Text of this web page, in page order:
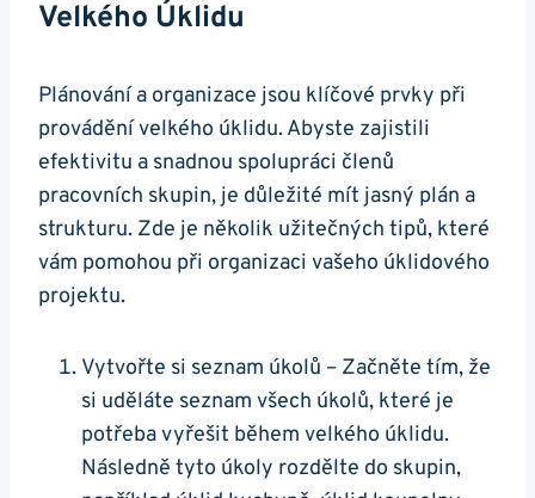
Velkého Úklidu
Plánování a organizace jsou klíčové prvky při
provádění velkého úklidu. Abyste zajistili
efektivitu a snadnou spolupráci členů
pracovních skupin, je důležité mít jasný plán a
strukturu. Zde je několik užitečných tipů, které
vám pomohou při organizaci vašeho úklidového
projektu.
Vytvořte si seznam úkolů – Začněte tím, že
si uděláte seznam všech úkolů, které je
potřeba vyřešit během velkého úklidu.
Následně tyto úkoly rozdělte do skupin,